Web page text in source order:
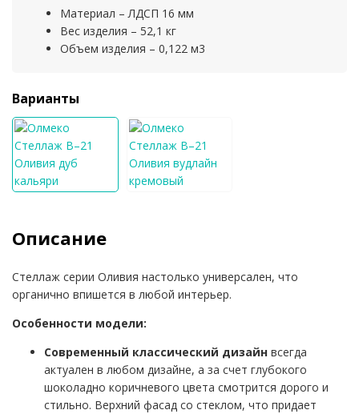
Материал – ЛДСП 16 мм
Вес изделия – 52,1 кг
Объем изделия – 0,122 м3
Варианты
Описание
Стеллаж серии Оливия настолько универсален, что
органично впишется в любой интерьер.
Особенности модели:
Современный классический дизайн всегда
актуален в любом дизайне, а за счет глубокого
шоколадно коричневого цвета смотрится дорого и
стильно. Верхний фасад со стеклом, что придает